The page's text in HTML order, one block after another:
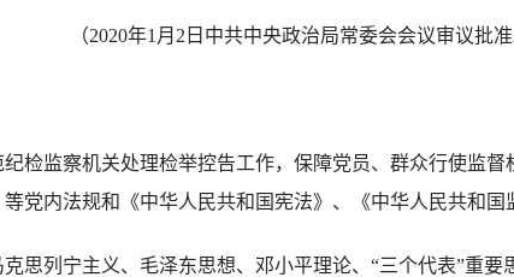
（2020年1月2日中共中央政治局常委会会议审议批
察机关处理检举控告工作，保障党员、群众行使监督
党内法规和《中华人民共和国宪法》、《中华人民共和国
宁主义、毛泽东思想、邓小平理论、“三个代表”重要